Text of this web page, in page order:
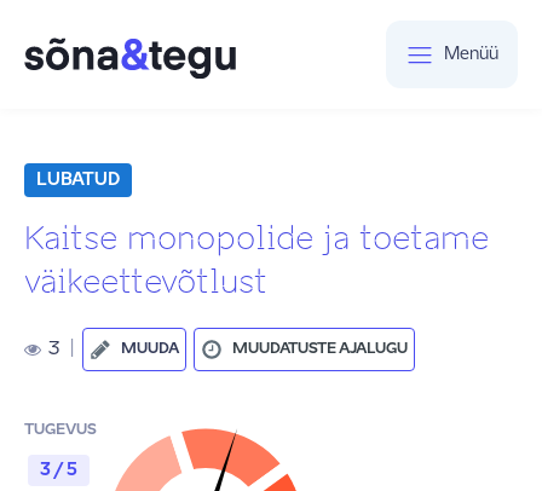
Menüü
LUBATUD
Kaitse monopolide ja toetame
väikeettevõtlust
3 MUUDA MUUDATUSTE AJALUGU
TUGEVUS
3 / 5